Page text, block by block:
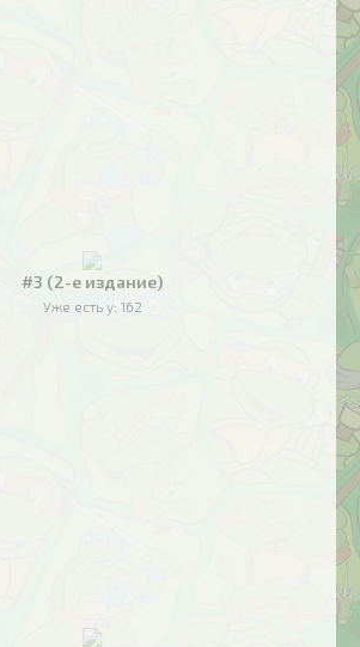
#3 (2-е издание)
Уже есть у: 162